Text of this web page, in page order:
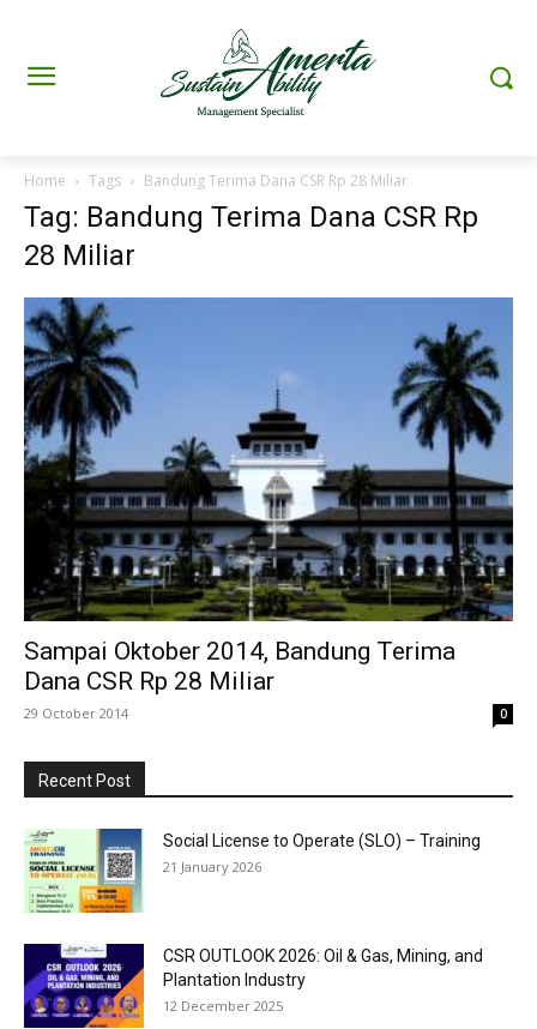
Home Tags Bandung Terima Dana CSR Rp 28 Miliar
Tag: Bandung Terima Dana CSR Rp
28 Miliar
Sampai Oktober 2014, Bandung Terima
Dana CSR Rp 28 Miliar
29 October 2014 0
Recent Post
Social License to Operate (SLO) – Training
21 January 2026
CSR OUTLOOK 2026: Oil & Gas, Mining, and
Plantation Industry
12 December 2025